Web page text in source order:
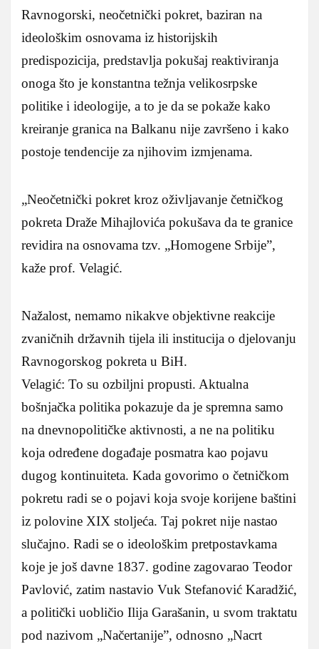
Ravnogorski, neočetnički pokret, baziran na
ideološkim osnovama iz historijskih
predispozicija, predstavlja pokušaj reaktiviranja
onoga što je konstantna težnja velikosrpske
politike i ideologije, a to je da se pokaže kako
kreiranje granica na Balkanu nije završeno i kako
postoje tendencije za njihovim izmjenama.
„Neočetnički pokret kroz oživljavanje četničkog
pokreta Draže Mihajlovića pokušava da te granice
revidira na osnovama tzv. „Homogene Srbije”,
kaže prof. Velagić.
Nažalost, nemamo nikakve objektivne reakcije
zvaničnih državnih tijela ili institucija o djelovanju
Ravnogorskog pokreta u BiH.
Velagić: To su ozbiljni propusti. Aktualna
bošnjačka politika pokazuje da je spremna samo
na dnevnopolitičke aktivnosti, a ne na politiku
koja određene događaje posmatra kao pojavu
dugog kontinuiteta. Kada govorimo o četničkom
pokretu radi se o pojavi koja svoje korijene baštini
iz polovine XIX stoljeća. Taj pokret nije nastao
slučajno. Radi se o ideološkim pretpostavkama
koje je još davne 1837. godine zagovarao Teodor
Pavlović, zatim nastavio Vuk Stefanović Karadžić,
a politički uobličio Ilija Garašanin, u svom traktatu
pod nazivom „Načertanije”, odnosno „Nacrt